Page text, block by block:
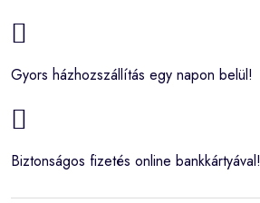
Gyors házhozszállítás egy napon belül!
Biztonságos fizetés online bankkártyával!